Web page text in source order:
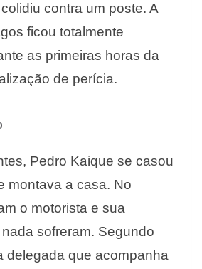
contra um poste. A
ficou totalmente
as primeiras horas da
de perícia.
Pedro Kaique se casou
montava a casa. No
o motorista e sua
sofreram. Segundo
delegada que acompanha